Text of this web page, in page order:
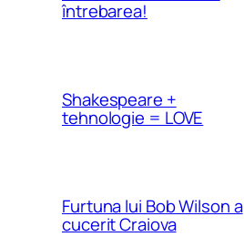
întrebarea!
Shakespeare +
tehnologie = LOVE
Furtuna lui Bob Wilson a
cucerit Craiova